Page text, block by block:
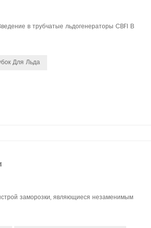
в трубчатые льдогенераторы CBFI В
Для Льда
заморозки, являющиеся незаменимым